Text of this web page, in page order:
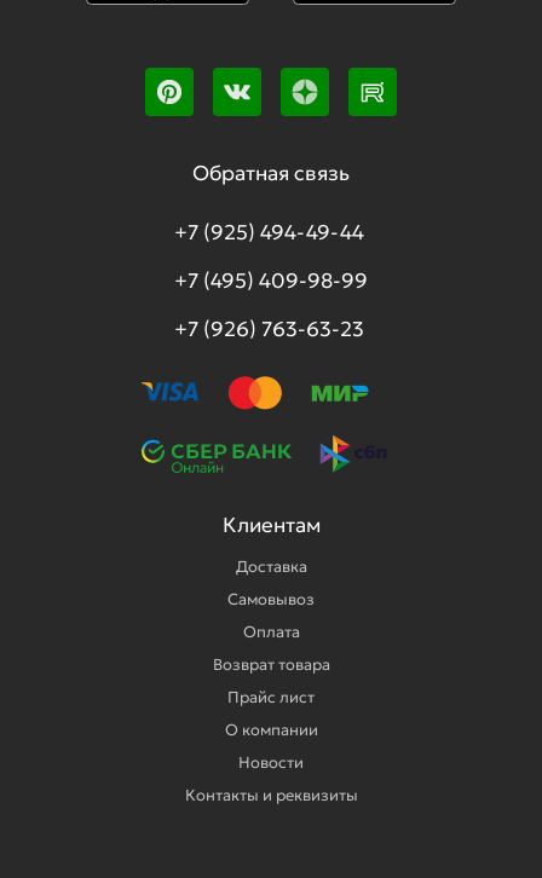
Обратная связь
+7 (925) 494-49-44
+7 (495) 409-98-99
+7 (926) 763-63-23
Клиентам
Доставка
Самовывоз
Оплата
Возврат товара
Прайс лист
О компании
Новости
Контакты и реквизиты